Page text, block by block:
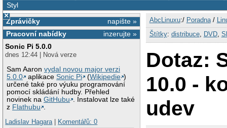
Styl
×
napište »
Zprávičky
inzerujte »
Pracovní nabídky
Sonic Pi 5.0.0
dnes 12:44 | Nová verze
Sam Aaronvydal novou major verzi
5.0.0
aplikaceSonic Pi (Wikipedie )
určené také pro výuku programování
pomocí skládání hudby. Přehled
novinek naGitHubu
. Instalovat lze také
z Flathubu
Ladislav Hagara| Komentářů: 0
AbcLinuxu:/ Poradna/
Štítky: distribuce, DVD,
Dotaz:
10.0 -
udev